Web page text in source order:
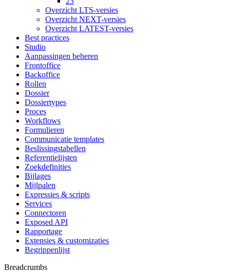
Overzicht LTS-versies
Overzicht NEXT-versies
Overzicht LATEST-versies
Best practices
Studio
Aanpassingen beheren
Frontoffice
Backoffice
Rollen
Dossier
Dossiertypes
Proces
Workflows
Formulieren
Communicatie templates
Beslissingstabellen
Referentielijsten
Zoekdefinities
Bijlages
Mijlpalen
Expressies & scripts
Services
Connectoren
Exposed API
Rapportage
Extensies & customizaties
Begrippenlijst
Breadcrumbs